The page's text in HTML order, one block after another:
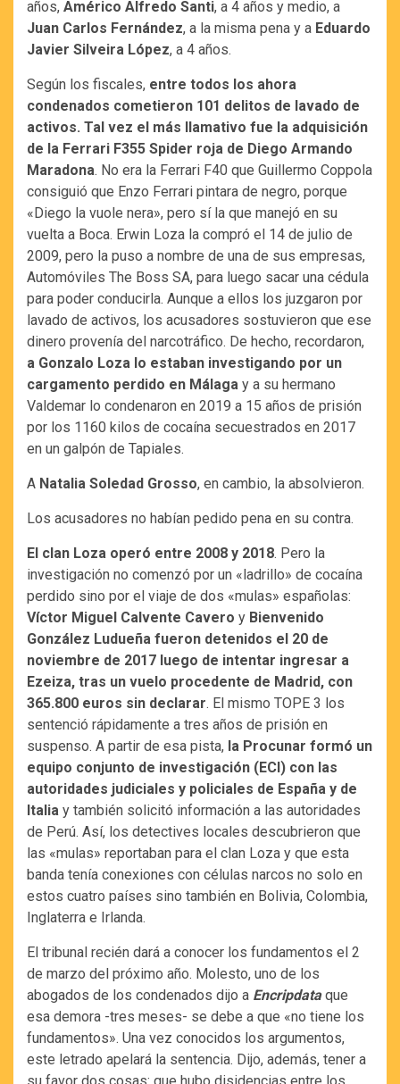
años, Américo Alfredo Santi, a 4 años y medio, a
Juan Carlos Fernández, a la misma pena y a Eduardo
Javier Silveira López, a 4 años.
Según los fiscales, entre todos los ahora
condenados cometieron 101 delitos de lavado de
activos. Tal vez el más llamativo fue la adquisición
de la Ferrari F355 Spider roja de Diego Armando
Maradona. No era la Ferrari F40 que Guillermo Coppola
consiguió que Enzo Ferrari pintara de negro, porque
«Diego la vuole nera», pero sí la que manejó en su
vuelta a Boca. Erwin Loza la compró el 14 de julio de
2009, pero la puso a nombre de una de sus empresas,
Automóviles The Boss SA, para luego sacar una cédula
para poder conducirla. Aunque a ellos los juzgaron por
lavado de activos, los acusadores sostuvieron que ese
dinero provenía del narcotráfico. De hecho, recordaron,
a Gonzalo Loza lo estaban investigando por un
cargamento perdido en Málaga y a su hermano
Valdemar lo condenaron en 2019 a 15 años de prisión
por los 1160 kilos de cocaína secuestrados en 2017
en un galpón de Tapiales.
A Natalia Soledad Grosso, en cambio, la absolvieron.
Los acusadores no habían pedido pena en su contra.
El clan Loza operó entre 2008 y 2018. Pero la
investigación no comenzó por un «ladrillo» de cocaína
perdido sino por el viaje de dos «mulas» españolas:
Víctor Miguel Calvente Cavero y Bienvenido
González Ludueña fueron detenidos el 20 de
noviembre de 2017 luego de intentar ingresar a
Ezeiza, tras un vuelo procedente de Madrid, con
365.800 euros sin declarar. El mismo TOPE 3 los
sentenció rápidamente a tres años de prisión en
suspenso. A partir de esa pista, la Procunar formó un
equipo conjunto de investigación (ECI) con las
autoridades judiciales y policiales de España y de
Italia y también solicitó información a las autoridades
de Perú. Así, los detectives locales descubrieron que
las «mulas» reportaban para el clan Loza y que esta
banda tenía conexiones con células narcos no solo en
estos cuatro países sino también en Bolivia, Colombia,
Inglaterra e Irlanda.
El tribunal recién dará a conocer los fundamentos el 2
de marzo del próximo año. Molesto, uno de los
abogados de los condenados dijo a Encripdataque
esa demora -tres meses- se debe a que «no tiene los
fundamentos». Una vez conocidos los argumentos,
este letrado apelará la sentencia. Dijo, además, tener a